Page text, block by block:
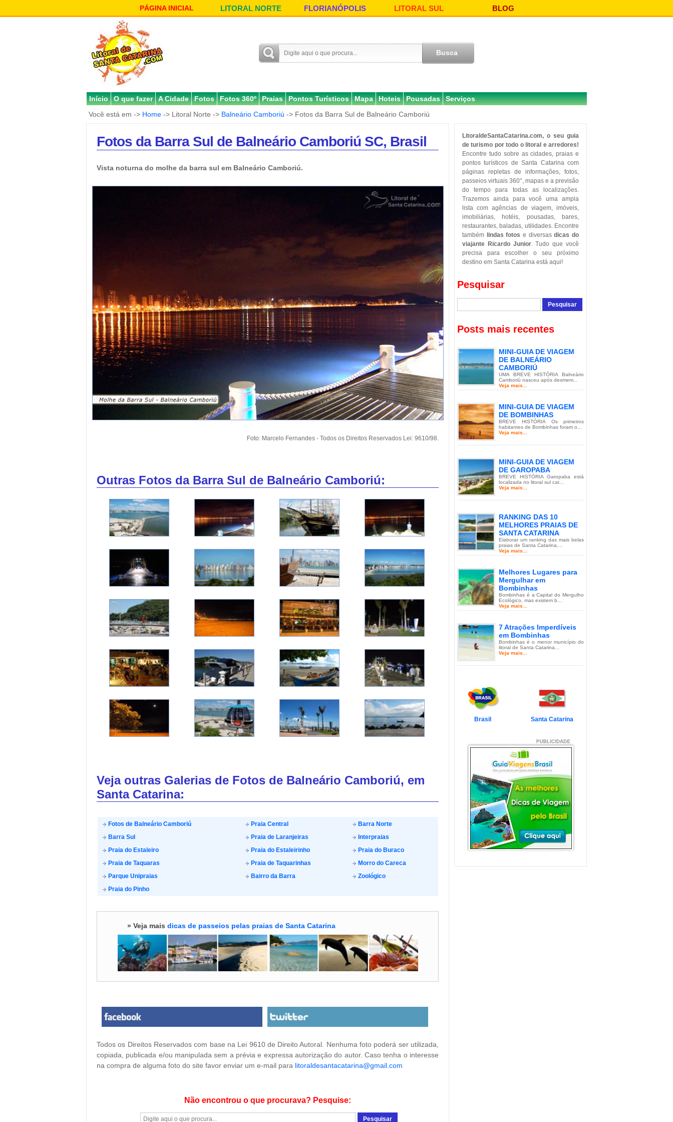
PÁGINA INICIAL LITORAL NORTE FLORIANÓPOLIS LITORAL SUL BLOG
Início O que fazer A Cidade Fotos Fotos 360º Praias Pontos Turísticos Mapa Hoteis Pousadas
Serviços
Você está em -> Home -> Litoral Norte -> Balneário Camboriú -> Fotos da Barra Sul de Balneário Camboriú
Fotos da Barra Sul de Balneário Camboriú SC, Brasil
Vista noturna do molhe da barra sul em Balneário Camboriú.
Foto: Marcelo Fernandes - Todos os Direitos Reservados Lei: 9610/98.
Outras Fotos da Barra Sul de Balneário Camboriú:
Veja outras Galerias de Fotos de Balneário Camboriú, em
Santa Catarina:
Fotos de Balneário Camboriú Praia Central
Barra Norte
Barra Sul
Praia de Laranjeiras
Interpraias
Praia do Estaleiro
Praia do Estaleirinho
Praia do Buraco
Praia de Taquaras
Praia de Taquarinhas
Morro do Careca
Parque Unipraias
Bairro da Barra
Zoológico
Praia do Pinho
» Veja mais dicas de passeios pelas praias de Santa Catarina
Todos os Direitos Reservados com base na Lei 9610 de Direito Autoral. Nenhuma foto poderá ser utilizada,
copiada, publicada e/ou manipulada sem a prévia e expressa autorização do autor. Caso tenha o interesse
na compra de alguma foto do site favor enviar um e-mail para litoraldesantacatarina@gmail.com
Não encontrou o que procurava? Pesquise:
LitoraldeSantaCatarina.com, o seu guia
de turismo por todo o litoral e arredores!
Encontre tudo sobre as cidades, praias e
pontos turísticos de Santa Catarina com
páginas repletas de informações, fotos,
passeios virtuais 360°, mapas e a previsão
do tempo para todas as localizações.
Trazemos ainda para você uma ampla
lista com agências de viagem, imóveis,
imobiliárias, hotéis, pousadas, bares,
restaurantes, baladas, utilidades. Encontre
também
lindas fotos e diversasdicas do
viajante Ricardo Junior. Tudo que você
precisa para escolher o seu próximo
destino em Santa Catarina está aqui!
Pesquisar
Posts mais recentes
MINI-GUIA DE VIAGEM
DE BALNEÁRIO
CAMBORIÚ
UMA BREVE HISTÓRIA Balneário
Camboriú nasceu após desmem...
Veja mais...
MINI-GUIA DE VIAGEM
DE BOMBINHAS
BREVE HISTÓRIA Os primeiros
habitantes de Bombinhas foram o...
Veja mais...
MINI-GUIA DE VIAGEM
DE GAROPABA
BREVE HISTÓRIA Garopaba está
localizada no litoral sul cat...
Veja mais...
RANKING DAS 10
MELHORES PRAIAS DE
SANTA CATARINA
Elaborar um ranking das mais belas
praias de Santa Catarina,...
Veja mais...
Melhores Lugares para
Mergulhar em
Bombinhas
Bombinhas é a Capital do Mergulho
Ecológico, mas existem b...
Veja mais...
7 Atrações Imperdíveis
em Bombinhas
Bombinhas é o menor município do
litoral de Santa Catarina...
Veja mais...
de Balneário Camboriú e
Balneário Camboriú é um passeio
em Florianópolis
Florianópolis é um dos destinos mais
desejados dos último...
Veja mais...
Garopaba e Região com
Crianças
Garopaba é um município de Santa
Catarina a 80 quilômetro...
Veja mais...
Litoral de Santa Catarina
Brasil Santa Catarina